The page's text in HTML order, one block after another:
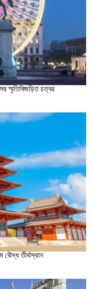
স্মৃতিবিজড়িত চত্বর
বৌদ্ধ তীর্থস্থান